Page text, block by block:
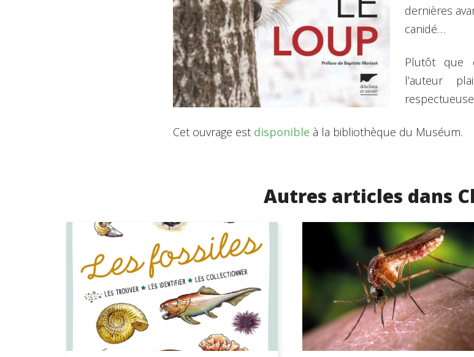
dernières
canidé…
Plutôt que
l’auteur
Cet ouvrage est disponible à la bibliothèque du Muséum.
Autres articles dans